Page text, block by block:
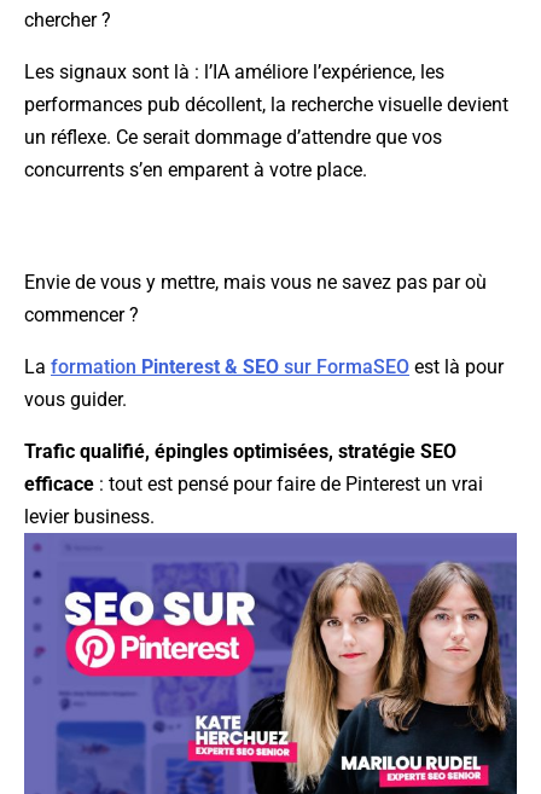
chercher ?
Les signaux sont là : l’IA améliore l’expérience, les
performances pub décollent, la recherche visuelle devient
un réflexe. Ce serait dommage d’attendre que vos
concurrents s’en emparent à votre place.
Envie de vous y mettre, mais vous ne savez pas par où
commencer ?
La formation Pinterest & SEO sur FormaSEO est là pour
vous guider.
Trafic qualifié, épingles optimisées, stratégie SEO
efficace : tout est pensé pour faire de Pinterest un vrai
levier business.